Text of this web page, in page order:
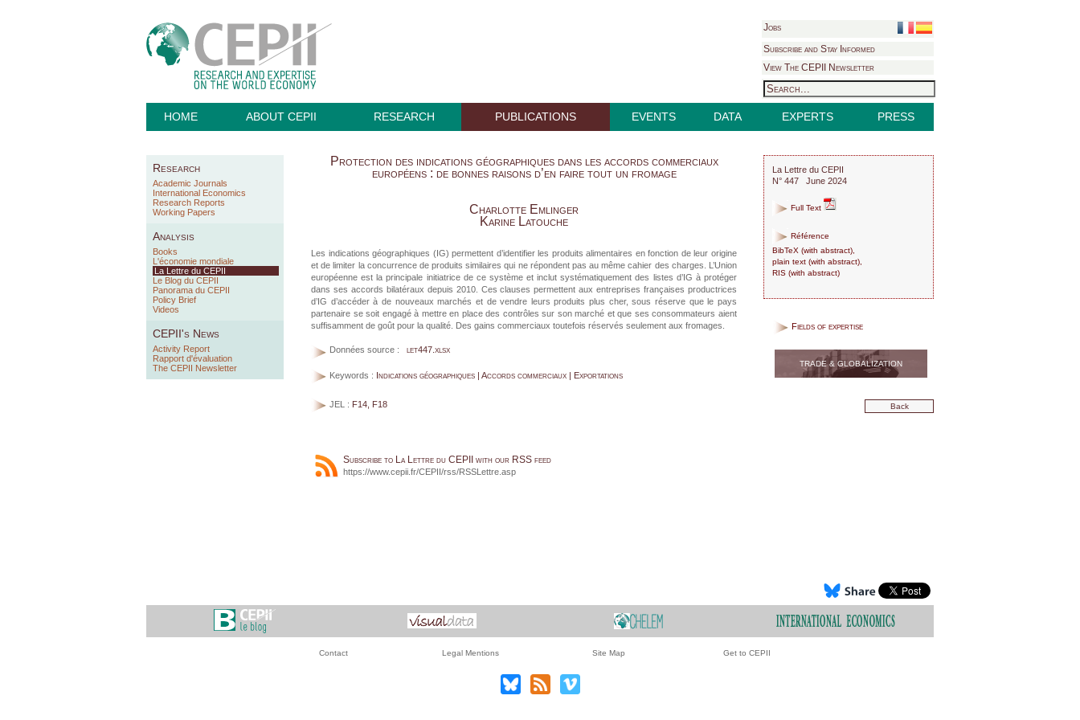
Jobs
Subscribe and Stay Informed
View The CEPII Newsletter
HOME ABOUT CEPII RESEARCH PUBLICATIONS EVENTS DATA EXPERTS PRESS
Research
Academic Journals
International Economics
Research Reports
Working Papers
Analysis
Books
L'économie mondiale
La Lettre du CEPII
Le Blog du CEPII
Panorama du CEPII
Policy Brief
Videos
CEPII's News
Activity Report
Rapport d'évaluation
The CEPII Newsletter
Protection des indications géographiques dans les accords commerciaux
européens : de bonnes raisons d’en faire tout un fromage
Charlotte Emlinger
Karine Latouche
Les indications géographiques (IG) permettent d’identifier les produits alimentaires en fonction de leur origine
et de limiter la concurrence de produits similaires qui ne répondent pas au même cahier des charges. L’Union
européenne est la principale initiatrice de ce système et inclut systématiquement des listes d’IG à protéger
dans ses accords bilatéraux depuis 2010. Ces clauses permettent aux entreprises françaises productrices
d’IG d’accéder à de nouveaux marchés et de vendre leurs produits plus cher, sous réserve que le pays
partenaire se soit engagé à mettre en place des contrôles sur son marché et que ses consommateurs aient
suffisamment de goût pour la qualité. Des gains commerciaux toutefois réservés seulement aux fromages.
Données source : let447.xlsx
Keywords : Indications géographiques | Accords commerciaux | Exportations
JEL : F14, F18
Subscribe to La Lettre du CEPII with our RSS feed
https://www.cepii.fr/CEPII/rss/RSSLettre.asp
La Lettre du CEPII
N° 447 June 2024
Full Text
Référence
BibTeX (with abstract),
plain text (with abstract),
RIS (with abstract)
Fields of expertise
TRADE & GLOBALIZATION
Back
Contact Legal Mentions Site Map Get to CEPII